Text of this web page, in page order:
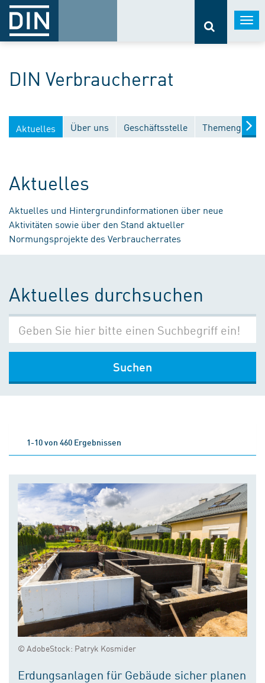
DIN Verbraucherrat
Aktuelles Über uns Geschäftsstelle
Aktuelles
Aktuelles und Hintergrundinformationen über neue
Aktivitäten sowie über den Stand aktueller
Normungsprojekte des Verbraucherrates
Aktuelles durchsuchen
Suchen
1-10 von 460 Ergebnissen
© AdobeStock: Patryk Kosmider
Erdungsanlagen für Gebäude sicher planen